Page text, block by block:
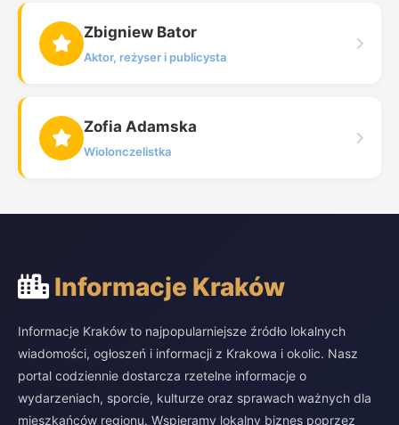
Zbigniew Bator
Aktor, reżyser i publicysta
Zofia Adamska
Wiolonczelistka
Informacje Kraków
Informacje Kraków to najpopularniejsze źródło lokalnych
wiadomości, ogłoszeń i informacji z Krakowa i okolic. Nasz
portal codziennie dostarcza rzetelne informacje o
wydarzeniach, sporcie, kulturze oraz sprawach ważnych dla
mieszkańców regionu. Wspieramy lokalny biznes poprzez